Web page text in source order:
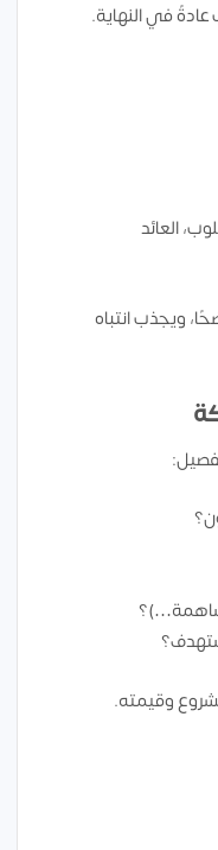
في النهاية.
العائد
ويجذب انتباه
وقيمته.